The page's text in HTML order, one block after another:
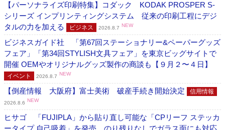
【パーソナライズ印刷特集】コダック KODAK PROSPER S-
シリーズ インプリンティングシステム 従来の印刷工程にデジ
タルの力を加える
ビジネス 2026.8.7 NEW
ビジネスガイド社 「第67回ステーショナリー&ペーパーグッズ
フェア」「第34回STYLISH文具フェア」を東京ビッグサイトで
開催 OEMやオリジナルグッズ製作の商談も【９月２〜４日】
イベント 2026.8.7 NEW
【倒産情報 大阪府】富士美術 破産手続き開始決定 信用情報
2026.8.6 NEW
ヒサゴ 「FUJIPLA」から貼り直し可能な「CPリーフ ステッカ
ータイプ 自己吸着」を発売 のり残りなしでガラス面にも対応